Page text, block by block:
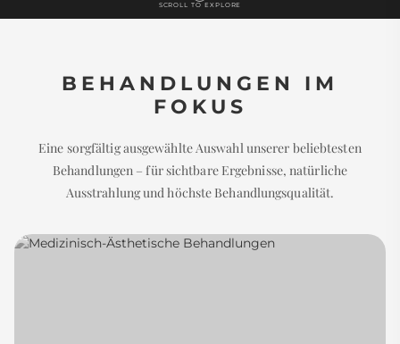
SCROLL TO EXPLORE
BEHANDLUNGEN IM
FOKUS
Eine sorgfältig ausgewählte Auswahl unserer beliebtesten
Behandlungen – für sichtbare Ergebnisse, natürliche
Ausstrahlung und höchste Behandlungsqualität.